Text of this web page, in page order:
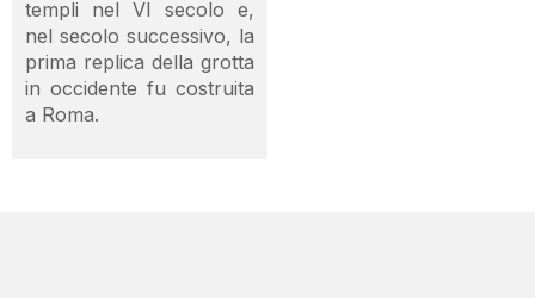
templi nel VI secolo e,
nel secolo successivo, la
prima replica della grotta
in occidente fu costruita
a Roma.